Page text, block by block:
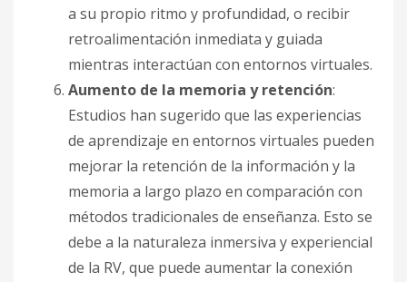
a su propio ritmo y profundidad, o recibir
retroalimentación inmediata y guiada
mientras interactúan con entornos virtuales.
Aumento de la memoria y retención:
Estudios han sugerido que las experiencias
de aprendizaje en entornos virtuales pueden
mejorar la retención de la información y la
memoria a largo plazo en comparación con
métodos tradicionales de enseñanza. Esto se
debe a la naturaleza inmersiva y experiencial
de la RV, que puede aumentar la conexión